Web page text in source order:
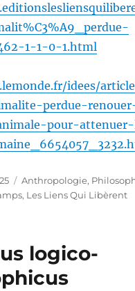
1-1-0-1.html
idees/
perdue-
pour-
Catégories
Anthropologie,
, Les Liens Qui Libèrent
logico-